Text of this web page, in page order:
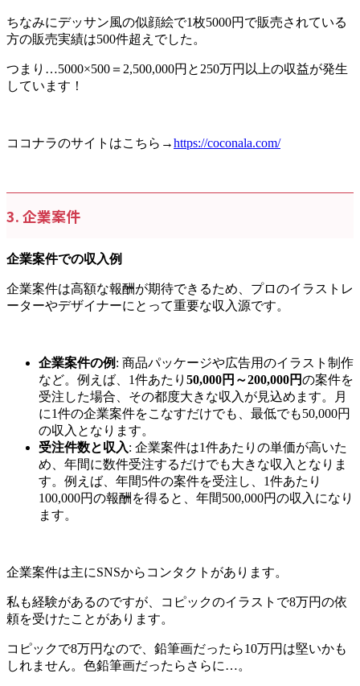
ちなみにデッサン風の似顔絵で1枚5000円で販売されている
方の販売実績は500件超えでした。
つまり…5000×500＝2,500,000円と250万円以上の収益が発生
しています！
ココナラのサイトはこちら→https://coconala.com/
3. 企業案件
企業案件での収入例
企業案件は高額な報酬が期待できるため、プロのイラストレ
ーターやデザイナーにとって重要な収入源です。
企業案件の例 : 商品パッケージや広告用のイラスト制作
など。例えば、1件あたり 50,000円～200,000円の案件を
受注した場合、その都度大きな収入が見込めます。月
に1件の企業案件をこなすだけでも、最低でも50,000円
の収入となります。
受注件数と収入: 企業案件は1件あたりの単価が高いた
め、年間に数件受注するだけでも大きな収入となりま
す。例えば、年間5件の案件を受注し、1件あたり
100,000円の報酬を得ると、年間500,000円の収入になり
ます。
企業案件は主にSNSからコンタクトがあります。
私も経験があるのですが、コピックのイラストで8万円の依
頼を受けたことがあります。
コピックで8万円なので、鉛筆画だったら10万円は堅いかも
しれません。色鉛筆画だったらさらに…。